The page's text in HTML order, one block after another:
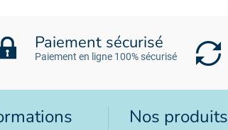
Paiement sécurisé
Paiement en ligne 100% sécurisé
Nos produits